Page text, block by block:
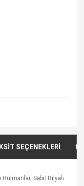
SEÇENEKLERİ
Rulmanlar, Sabit Bilyalı